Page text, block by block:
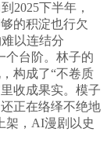
2025下半年，
的积淀也行欠
以连结分
个台阶。林子的
构成了“不卷质
收成果实。模子
正在络绎不绝地
架，AI漫剧以史